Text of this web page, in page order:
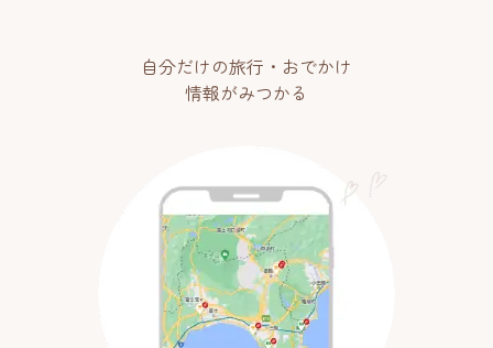
自分だけの旅行・おでかけ
情報がみつかる